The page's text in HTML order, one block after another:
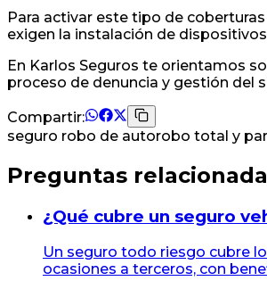
Para activar este tipo de
exigen la instalación de
En Karlos Seguros te orientamos
proceso de denuncia y gestión del
Compartir:
seguro robo de autorobo total y
Preguntas
¿Qué cubre un seguro
Un seguro todo riesgo cubre
ocasiones a terceros, con